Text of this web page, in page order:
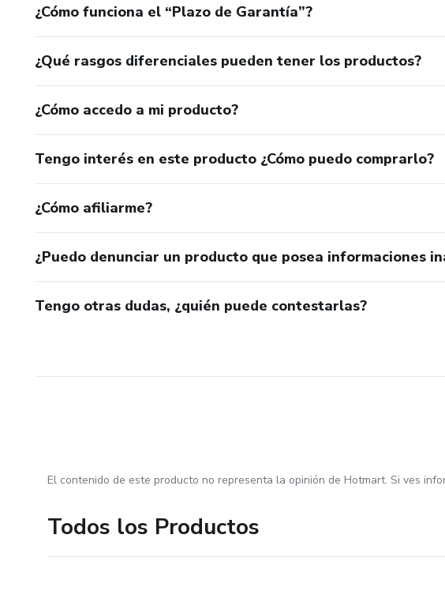
¿Cómo funciona el “Plazo de Garantía”?
¿Qué rasgos diferenciales pueden tener los productos?
¿Cómo accedo a mi producto?
Tengo interés en este producto ¿Cómo puedo comprarlo?
¿Cómo afiliarme?
¿Puedo denunciar un producto que posea informaciones
Tengo otras dudas, ¿quién puede contestarlas?
El contenido de este producto no representa la opinión de Hotmart. Si ves
Todos los Productos